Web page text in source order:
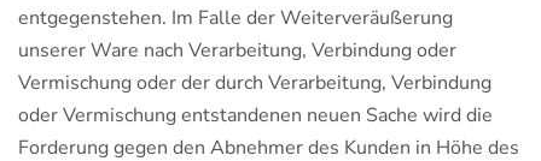
entgegenstehen. Im Falle der Weiterveräußerung
unserer Ware nach Verarbeitung, Verbindung oder
Vermischung oder der durch Verarbeitung, Verbindung
oder Vermischung entstandenen neuen Sache wird die
Forderung gegen den Abnehmer des Kunden in Höhe des